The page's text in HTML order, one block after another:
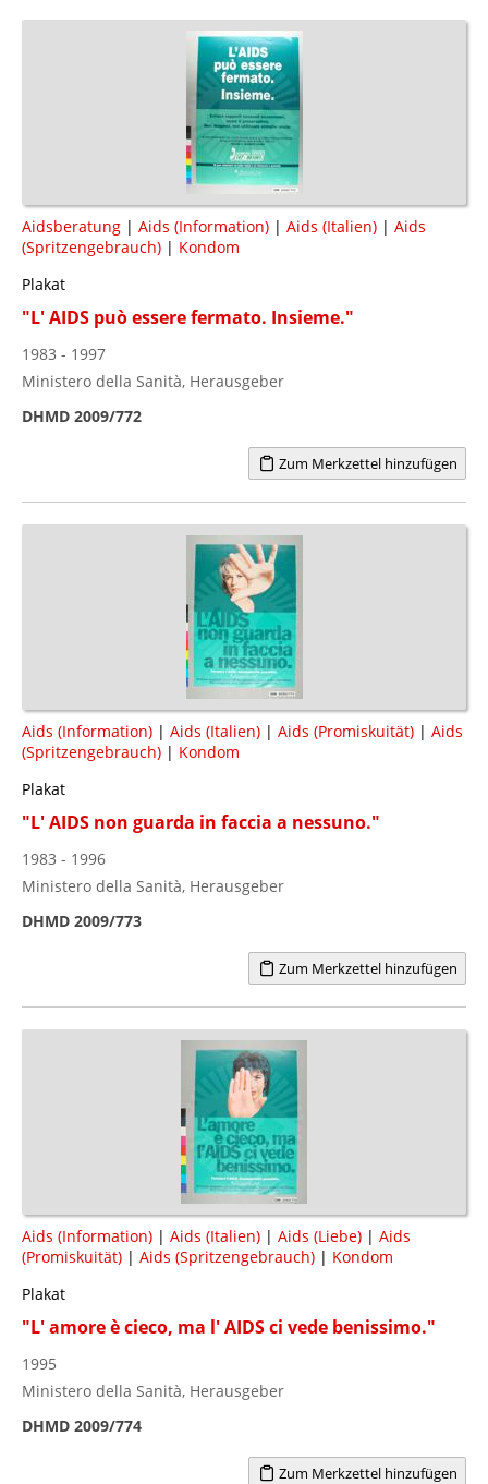
Aidsberatung | Aids (Information) | Aids (Italien) | Aids
(Spritzengebrauch) | Kondom
Plakat
"L' AIDS può essere fermato. Insieme."
1983 - 1997
Ministero della Sanità, Herausgeber
DHMD 2009/772
Zum Merkzettel hinzufügen
Aids (Information) | Aids (Italien) | Aids (Promiskuität) | Aids
(Spritzengebrauch) | Kondom
Plakat
"L' AIDS non guarda in faccia a nessuno."
1983 - 1996
Ministero della Sanità, Herausgeber
DHMD 2009/773
Zum Merkzettel hinzufügen
Aids (Information) | Aids (Italien) | Aids (Liebe) | Aids
(Promiskuität) | Aids (Spritzengebrauch) | Kondom
Plakat
"L' amore è cieco, ma l' AIDS ci vede benissimo."
1995
Ministero della Sanità, Herausgeber
DHMD 2009/774
Zum Merkzettel hinzufügen